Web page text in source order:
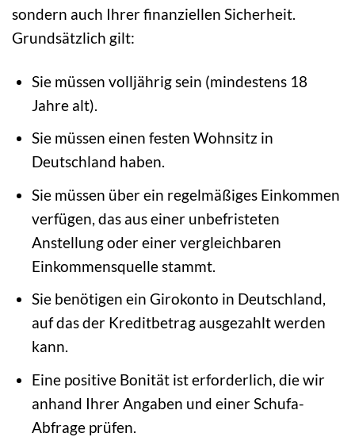
sondern auch Ihrer finanziellen Sicherheit.
Grundsätzlich gilt:
Sie müssen volljährig sein (mindestens 18
Jahre alt).
Sie müssen einen festen Wohnsitz in
Deutschland haben.
Sie müssen über ein regelmäßiges Einkommen
verfügen, das aus einer unbefristeten
Anstellung oder einer vergleichbaren
Einkommensquelle stammt.
Sie benötigen ein Girokonto in Deutschland,
auf das der Kreditbetrag ausgezahlt werden
kann.
Eine positive Bonität ist erforderlich, die wir
anhand Ihrer Angaben und einer Schufa-
Abfrage prüfen.